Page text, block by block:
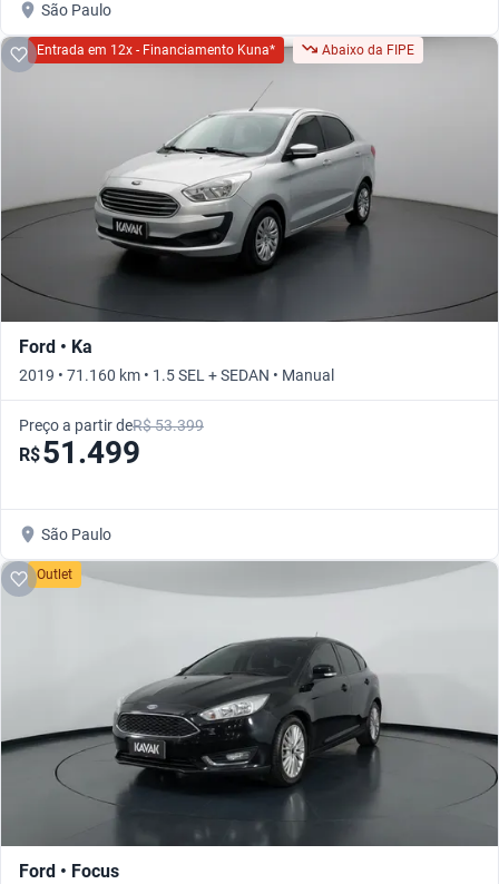
São Paulo
Entrada em 12x - Financiamento Kuna* Abaixo da FIPE
Ford • Ka
2019 • 71.160 km • 1.5 SEL + SEDAN • Manual
Preço a partir deR$ 53.399
R$51.499
São Paulo
Outlet
Ford • Focus